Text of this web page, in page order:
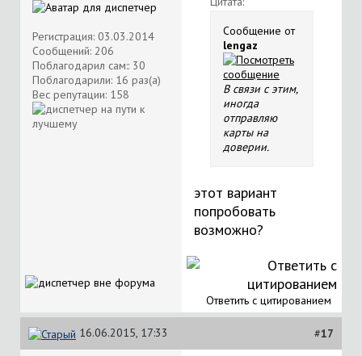
Регистрация: 03.03.2014
Сообщений: 206
Поблагодарил сам:: 30
Поблагодарили: 16 раз(а)
Вес репутации: 158
Сообщение от
lengaz
В связи с этим,
иногда
отправляю
карты на
доверии.
этот вариант
попробовать
возможно?
Ответить с цитированием
16.06.2015, 17:33 #17